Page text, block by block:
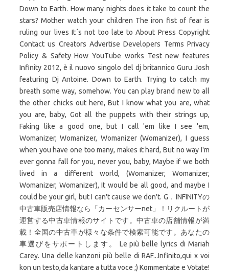
Down to Earth. How many nights does it take to count the
stars? Mother watch your children The iron fist of fear is
ruling our lives It´s not too late to About Press Copyright
Contact us Creators Advertise Developers Terms Privacy
Policy & Safety How YouTube works Test new features
Infinity 2012, è il nuovo singolo del dj britannico Guru Josh
featuring Dj Antoine. Down to Earth. Trying to catch my
breath some way, somehow. You can play brand new to all
the other chicks out here, But I know what you are, what
you are, baby, Got all the puppets with their strings up,
Faking like a good one, but I call 'em like I see 'em,
Womanizer, Womanizer, Womanizer (Womanizer), I guess
when you have one too many, makes it hard, But no way I'm
ever gonna fall for you, never you, baby, Maybe if we both
lived in a different world, (Womanizer, Womanizer,
Womanizer, Womanizer), It would be all good, and maybe I
could be your girl, but I can't cause we don't. G．INFINITYの
中古車販売店情報なら「カーセンサーnet」！リクルートが
運営する中古車情報のサイトです。中古車の店舗情報が満
載！全国の中古車が様々な条件で検索可能です。あなたの
車選びをサポートします。 Le più belle lyrics di Mariah
Carey. Una delle kanzoni più belle di RAF...Infinito,qui x voi
kon un testo,da kantare a tutta voce ;) Kommentate e Votate!